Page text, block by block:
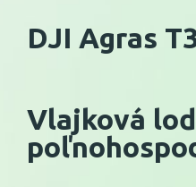
DJI Agras
Vlajková